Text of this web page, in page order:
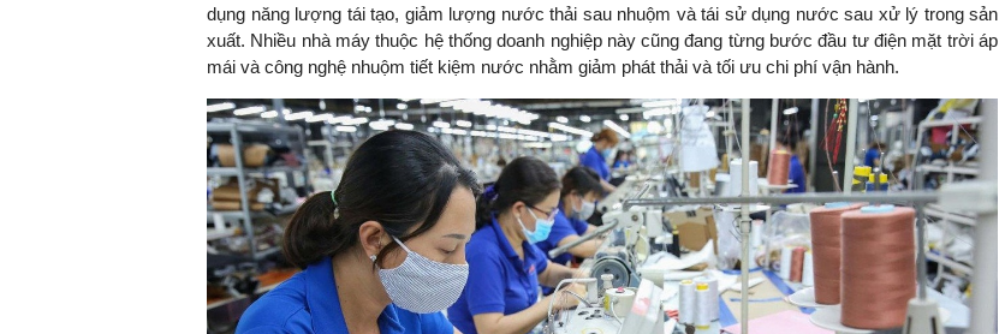
dụng năng lượng tái tạo, giảm lượng nước thải sau nhuộm và tái sử dụng nước sau xử lý trong sản
xuất. Nhiều nhà máy thuộc hệ thống doanh nghiệp này cũng đang từng bước đầu tư điện mặt trời áp
mái và công nghệ nhuộm tiết kiệm nước nhằm giảm phát thải và tối ưu chi phí vận hành.